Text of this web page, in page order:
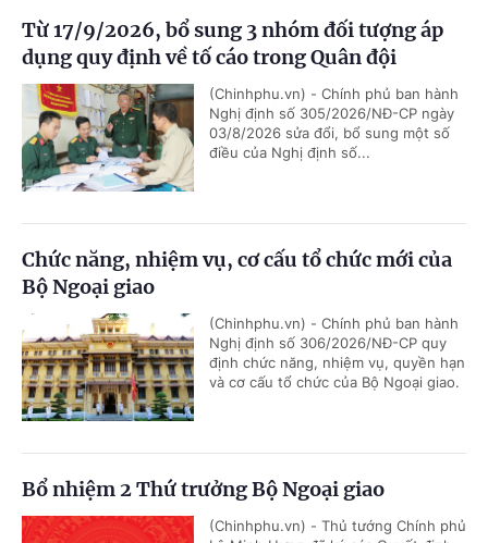
Từ 17/9/2026, bổ sung 3 nhóm đối tượng áp
dụng quy định về tố cáo trong Quân đội
(Chinhphu.vn) - Chính phủ ban hành
Nghị định số 305/2026/NĐ-CP ngày
03/8/2026 sửa đổi, bổ sung một số
điều của Nghị định số...
Chức năng, nhiệm vụ, cơ cấu tổ chức mới của
Bộ Ngoại giao
(Chinhphu.vn) - Chính phủ ban hành
Nghị định số 306/2026/NĐ-CP quy
định chức năng, nhiệm vụ, quyền hạn
và cơ cấu tổ chức của Bộ Ngoại giao.
Bổ nhiệm 2 Thứ trưởng Bộ Ngoại giao
(Chinhphu.vn) - Thủ tướng Chính phủ